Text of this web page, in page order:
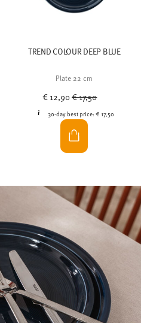
TREND COLOUR DEEP BLUE
Plate 22 cm
€ 12,90Price reduced from
€ 17,50
30-day best price: € 17,50